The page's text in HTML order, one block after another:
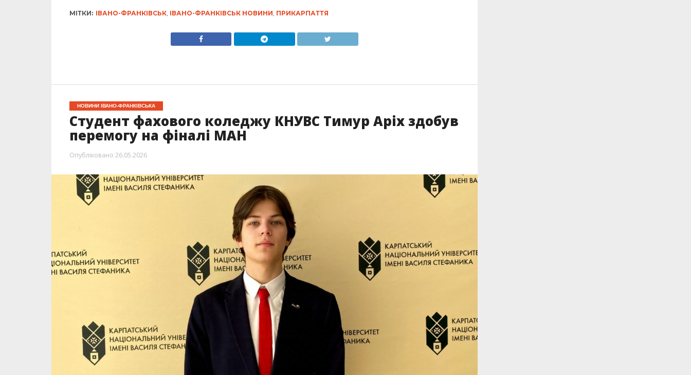
МІТКИ: ІВАНО-ФРАНКІВСЬК, ІВАНО-ФРАНКІВСЬК НОВИНИ, ПРИКАРПАТТЯ
НОВИНИ ІВАНО-ФРАНКІВСЬКА
Студент фахового коледжу КНУВС Тимур Аріх здобув
перемогу на фіналі МАН
Опубліковано 26.05.2026